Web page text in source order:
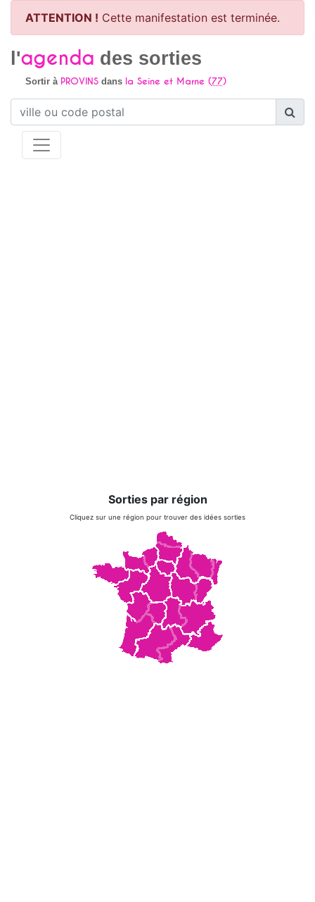
ATTENTION ! Cette manifestation est terminée.
l'agenda des sorties
Sortir à PROVINSdans la Seine et Marne (77)
Sorties par région
Cliquez sur une région pour trouver des idées sorties